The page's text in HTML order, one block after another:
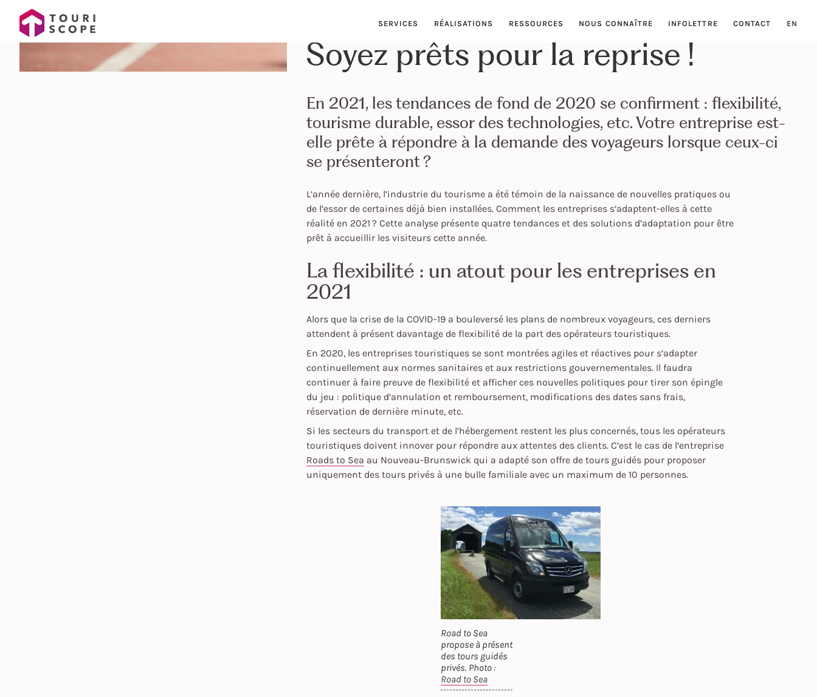
SERVICES RÉALISATIONS RESSOURCES NOUS CONNAÎTRE INFOLETTRE CONTACT EN
Soyez prêts pour la reprise !
En 2021, les tendances de fond de 2020 se confirment : flexibilité,
tourisme durable, essor des technologies, etc. Votre entreprise est-
elle prête à répondre à la demande des voyageurs lorsque ceux-ci
se présenteront ?
L’année dernière, l’industrie du tourisme a été témoin de la naissance de nouvelles pratiques ou
de l’essor de certaines déjà bien installées. Comment les entreprises s’adaptent-elles à cette
réalité en 2021 ? Cette analyse présente quatre tendances et des solutions d’adaptation pour être
prêt à accueillir les visiteurs cette année.
La flexibilité : un atout pour les entreprises en
2021
Alors que la crise de la COVID-19 a bouleversé les plans de nombreux voyageurs, ces derniers
attendent à présent davantage de flexibilité de la part des opérateurs touristiques.
En 2020, les entreprises touristiques se sont montrées agiles et réactives pour s’adapter
continuellement aux normes sanitaires et aux restrictions gouvernementales. Il faudra
continuer à faire preuve de flexibilité et afficher ces nouvelles politiques pour tirer son épingle
du jeu : politique d’annulation et remboursement, modifications des dates sans frais,
réservation de dernière minute, etc.
Si les secteurs du transport et de l’hébergement restent les plus concernés, tous les opérateurs
touristiques doivent innover pour répondre aux attentes des clients. C’est le cas de l’entreprise
Roads to Sea au Nouveau-Brunswick qui a adapté son offre de tours guidés pour proposer
uniquement des tours privés à une bulle familiale avec un maximum de 10 personnes.
Road to Sea
propose à présent
des tours guidés
privés. Photo :
Road to Sea